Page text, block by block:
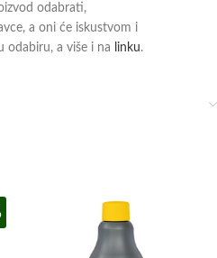
odabrati,
a oni će iskustvom i
odabiru, a više i na
linku.